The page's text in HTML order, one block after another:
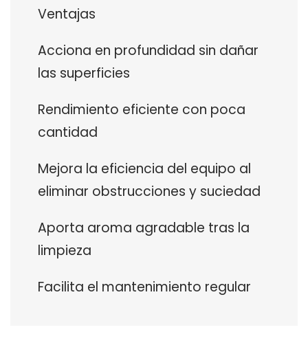
Ventajas
Acciona en profundidad sin dañar
las superficies
Rendimiento eficiente con poca
cantidad
Mejora la eficiencia del equipo al
eliminar obstrucciones y suciedad
Aporta aroma agradable tras la
limpieza
Facilita el mantenimiento regular